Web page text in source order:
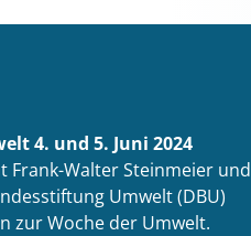
4. und 5. Juni 2024
Frank-Walter Steinmeier und
Umwelt (DBU)
zur Woche der Umwelt.